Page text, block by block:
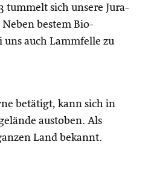
tummelt sich unsere Jura-
bestem Bio-
uns auch Lammfelle zu
betätigt, kann sich in
austoben. Als
Land bekannt.